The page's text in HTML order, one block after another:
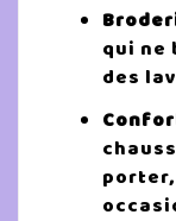
qui ne
des